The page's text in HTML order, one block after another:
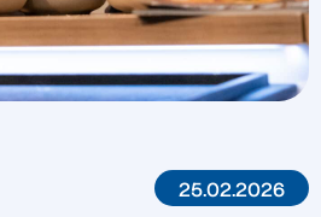
25.02.2026